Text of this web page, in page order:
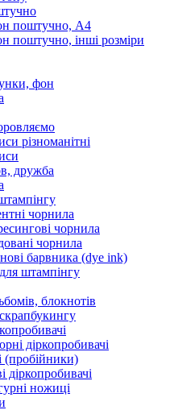
поштучно, А4
поштучно, інші розміри
фон
різноманітні
дружба
чорнила
чорнила
чорнила
барвника (dye ink)
штампінгу
блокнотів
діркопробивачі
(пробійники)
діркопробивачі
ножиці